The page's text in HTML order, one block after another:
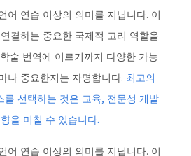
어 연습 이상의 의미를 지닙니다. 이
결하는 중요한 국제적 고리 역할을
술 번역에 이르기까지 다양한 가능
나 중요한지는 자명합니다. 최고의
를 선택하는 것은 교육, 전문성 개발
을 미칠 수 있습니다.
어 연습 이상의 의미를 지닙니다. 이